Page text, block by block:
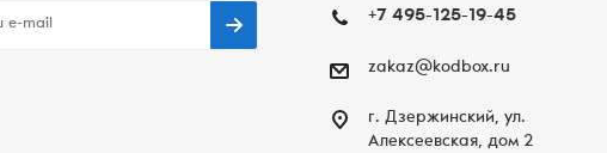
+7 495-125-19-45
zakaz@kodbox.ru
г. Дзержинский, ул.
Алексеевская, дом 2